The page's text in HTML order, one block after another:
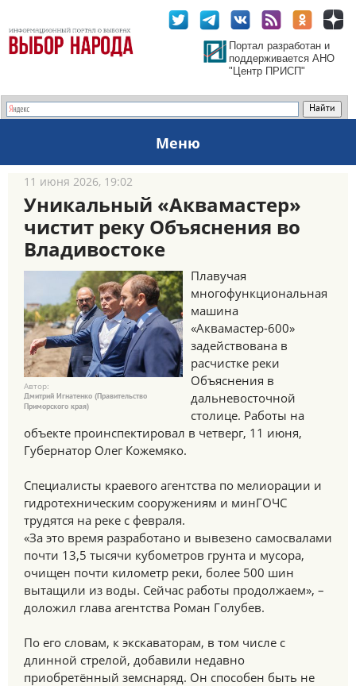
Портал разработан и
поддерживается АНО
"Центр ПРИСП"
Меню
11 июня 2026, 19:02
Уникальный «Аквамастер»
чистит реку Объяснения во
Владивостоке
Автор:
Дмитрий Игнатенко (Правительство
Приморского края)
Плавучая
многофункциональная
машина
«Аквамастер-600»
задействована в
расчистке реки
Объяснения в
дальневосточной
столице. Работы на
объекте проинспектировал в четверг, 11 июня,
Губернатор Олег Кожемяко.
Специалисты краевого агентства по мелиорации и
гидротехническим сооружениям и минГОЧС
трудятся на реке с февраля.
«За это время разработано и вывезено самосвалами
почти 13,5 тысячи кубометров грунта и мусора,
очищен почти километр реки, более 500 шин
вытащили из воды. Сейчас работы продолжаем», –
доложил глава агентства Роман Голубев.
По его словам, к экскаваторам, в том числе с
длинной стрелой, добавили недавно
приобретённый земснаряд. Он способен быть не